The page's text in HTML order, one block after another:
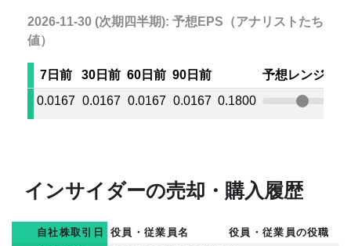
2026-11-30 (次期四半期): 予想EPS（アナリストたちの平
値）
7日前 30日前 60日前 90日前
予想レンジ
0.0167 0.0167 0.0167 0.0167 0.1800
インサイダーの売却・購入履歴
自社株取引日 役員・従業員名 役員・従業員の役職